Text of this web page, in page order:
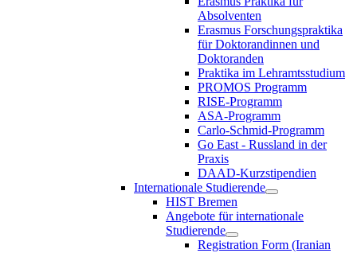
Absolventen
Erasmus Forschungspraktika
für Doktorandinnen und
Doktoranden
Praktika im Lehramtsstudium
PROMOS Programm
RISE-Programm
ASA-Programm
Carlo-Schmid-Programm
Go East - Russland in der
Praxis
DAAD-Kurzstipendien
Internationale Studierende
HIST Bremen
Angebote für internationale
Studierende
Registration Form (Iranian